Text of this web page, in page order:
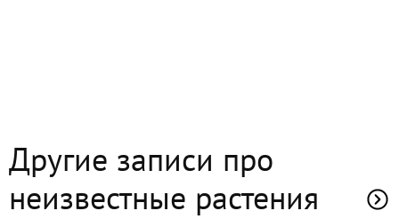
Другие записи про
неизвестные растения